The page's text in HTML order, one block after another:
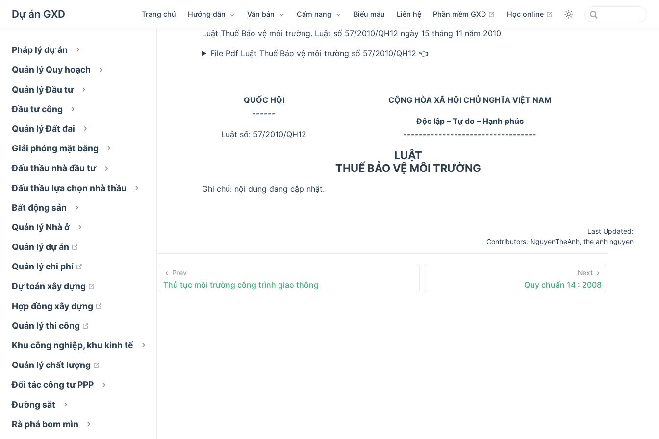
Dự án GXD Trang chủ Hướng dẫn Văn bản Cẩm nang Biểu mẫu Liên hệ Phần mềm GXD open in new window
Học online open in new window
Pháp lý dự án
Quản lý Quy hoạch
Quản lý Đầu tư
Đầu tư công
Quản lý Đất đai
Giải phóng mặt bằng
Đấu thầu nhà đầu tư
Đấu thầu lựa chọn nhà thầu
Bất động sản
Quản lý Nhà ở
Quản lý dự án
Quản lý chi phí
Dự toán xây dựng
open in new window
Hợp đồng xây dựng
Quản lý thi công
Khu công nghiệp, khu kinh tế
Quản lý chất lượng
Đối tác công tư PPP
Đường sắt
Rà phá bom mìn
Luật Thuế Bảo vệ môi trường. Luật số 57/2010/QH12 ngày 15 tháng 11 năm 2010
File Pdf Luật Thuế Bảo vệ môi trường số 57/2010/QH12 👈
QUỐC HỘI
------
Luật số: 57/2010/QH12
CỘNG HÒA XÃ HỘI CHỦ NGHĨA VIỆT NAM
Độc lập – Tự do – Hạnh phúc
----------------------------------
LUẬT
THUẾ BẢO VỆ MÔI TRƯỜNG
Ghi chú: nội dung đang cập nhật.
Last Updated:
Contributors: NguyenTheAnh, the anh nguyen
Prev
Thủ tục môi trường công trình giao thông
Next
Quy chuẩn 14 : 2008